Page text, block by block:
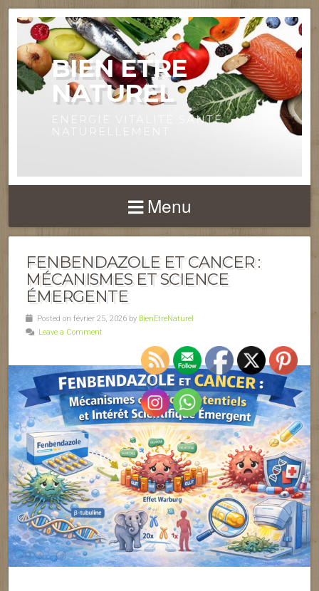
BIEN ETRE
NATUREL
ENERGIE VITALITÉ SANTÉ
Menu
FENBENDAZOLE ET CANCER :
MÉCANISMES ET SCIENCE
ÉMERGENTE
Posted on février 25, 2026 by BienEtreNaturel
Leave a Comment